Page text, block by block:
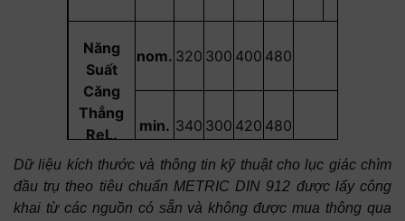
Năng
Suất
Căng
Thẳng
ReL.
nom. 320 300 400 480
min. 340 300 420 480
Căng
thẳng ở
nom. - 640 720
Dữ liệu kích thước và thông tin kỹ thuật cho lục giác chìm
đầu trụ theo tiêu chuẩn METRIC DIN 912 được lấy công
khai từ các nguồn có sẵn và không được mua thông qua